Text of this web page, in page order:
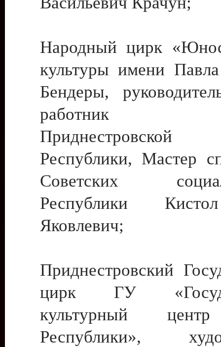
Народный цирк
культуры имени
Бендеры,
работник
Приднестровской
Республики, Мастер
Советских
Республики
Яковлевич;
Приднестровский
цирк ГУ
культурный
Республики»,